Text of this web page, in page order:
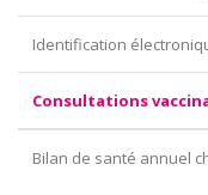
Identification
Consultations
Bilan de santé annuel